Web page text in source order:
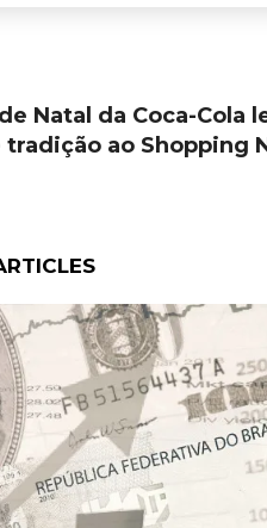
Natal da Coca-Cola
ao Shopping